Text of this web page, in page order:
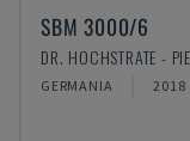
SBM 3000/6
DR. HOCHSTRATE -
GERMANIA 2018